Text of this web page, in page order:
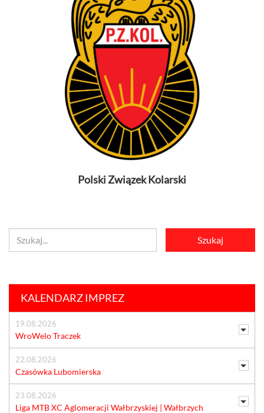
Polski Związek Kolarski
KALENDARZ IMPREZ
19.08.2026
WroWelo Traczek
22.08.2026
Czasówka Lubomierska
23.08.2026
Liga MTB XC Aglomeracji Wałbrzyskiej | Wałbrzych